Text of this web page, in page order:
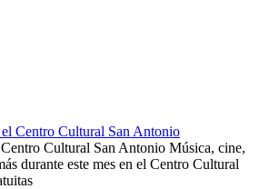
Cultural San Antonio Música, cine,
durante este mes en el Centro Cultural